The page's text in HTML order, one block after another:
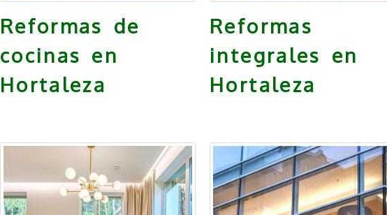
Reformas de
cocinas en
Hortaleza
Reformas
integrales en
Hortaleza